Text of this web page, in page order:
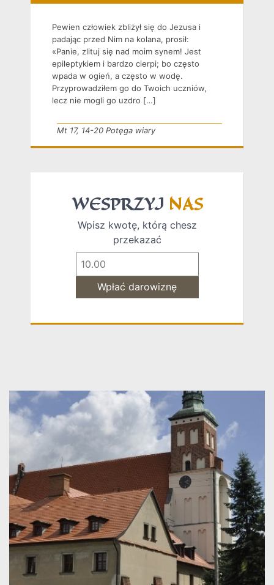
Pewien człowiek zbliżył się do Jezusa i
padając przed Nim na kolana, prosił:
«Panie, zlituj się nad moim synem! Jest
epileptykiem i bardzo cierpi; bo często
wpada w ogień, a często w wodę.
Przyprowadziłem go do Twoich uczniów,
lecz nie mogli go uzdro […]
Mt 17, 14-20 Potęga wiary
WESPRZYJ NAS
Wpisz kwotę, którą chesz
przekazać